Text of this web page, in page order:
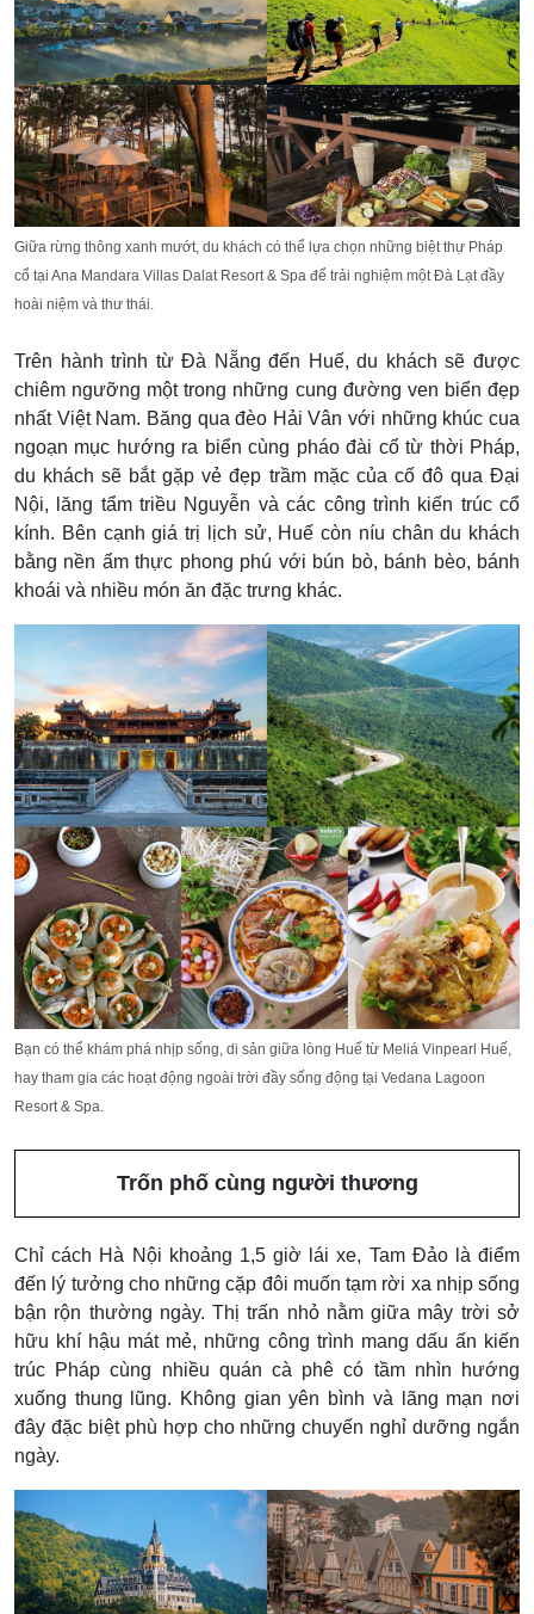
Giữa rừng thông xanh mướt, du khách có thể lựa chọn những biệt thự Pháp
cổ tại Ana Mandara Villas Dalat Resort & Spa để trải nghiệm một Đà Lạt đầy
hoài niệm và thư thái.
Trên hành trình từ Đà Nẵng đến Huế, du khách sẽ được
chiêm ngưỡng một trong những cung đường ven biển đẹp
nhất Việt Nam. Băng qua đèo Hải Vân với những khúc cua
ngoạn mục hướng ra biển cùng pháo đài cổ từ thời Pháp,
du khách sẽ bắt gặp vẻ đẹp trầm mặc của cố đô qua Đại
Nội, lăng tẩm triều Nguyễn và các công trình kiến trúc cổ
kính. Bên cạnh giá trị lịch sử, Huế còn níu chân du khách
bằng nền ẩm thực phong phú với bún bò, bánh bèo, bánh
khoái và nhiều món ăn đặc trưng khác.
Bạn có thể khám phá nhịp sống, di sản giữa lòng Huế từ Meliá Vinpearl Huế,
hay tham gia các hoạt động ngoài trời đầy sống động tại Vedana Lagoon
Resort & Spa.
Trốn phố cùng người thương
Chỉ cách Hà Nội khoảng 1,5 giờ lái xe, Tam Đảo là điểm
đến lý tưởng cho những cặp đôi muốn tạm rời xa nhịp sống
bận rộn thường ngày. Thị trấn nhỏ nằm giữa mây trời sở
hữu khí hậu mát mẻ, những công trình mang dấu ấn kiến
trúc Pháp cùng nhiều quán cà phê có tầm nhìn hướng
xuống thung lũng. Không gian yên bình và lãng mạn nơi
đây đặc biệt phù hợp cho những chuyến nghỉ dưỡng ngắn
ngày.